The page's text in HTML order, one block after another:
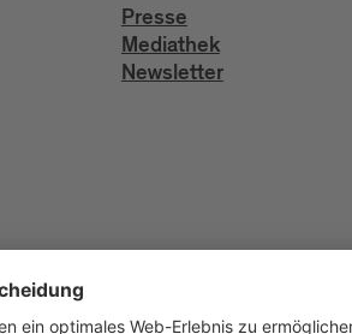
Presse
Mediathek
Newsletter